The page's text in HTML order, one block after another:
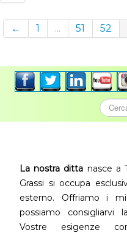
← 1 ... 51 52
La nostra ditta nasce a
Grassi si occupa
esterno. Offriamo i
possiamo consigliarvi
Vostre esigenze